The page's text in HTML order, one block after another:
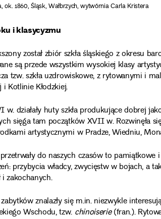
1860, Śląsk, Wałbrzych, wytwórnia Carla Kristera
i klasycyzmu
został zbiór szkła śląskiego z okresu
są przede wszystkim wysokiej klasy
tzw. szkła uzdrowiskowe, z rytowanymi i
Kotlinie Kłodzkiej.
działały huty szkła produkujące dobrej
sięga tam początków XVII w. Rozwinęła
artystycznymi w Pradze, Wiedniu,
do naszych czasów to
przybycia władcy, zwycięstw w bojach, a
zakochanych.
znalazły się m.in. niezwykle
Wschodu, tzw. chinoiserie(fran.).